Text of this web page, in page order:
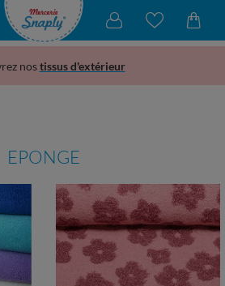
nostissus d'extérieur
EPONGE